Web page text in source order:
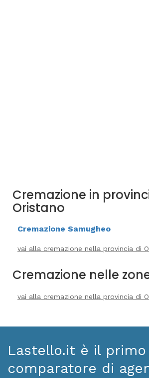
Cremazione in
Oristano
Cremazione Samugheo
vai alla cremazione nella provincia di
Cremazione nelle
vai alla cremazione nella provincia di
Lastello.it è il primo
comparatore di